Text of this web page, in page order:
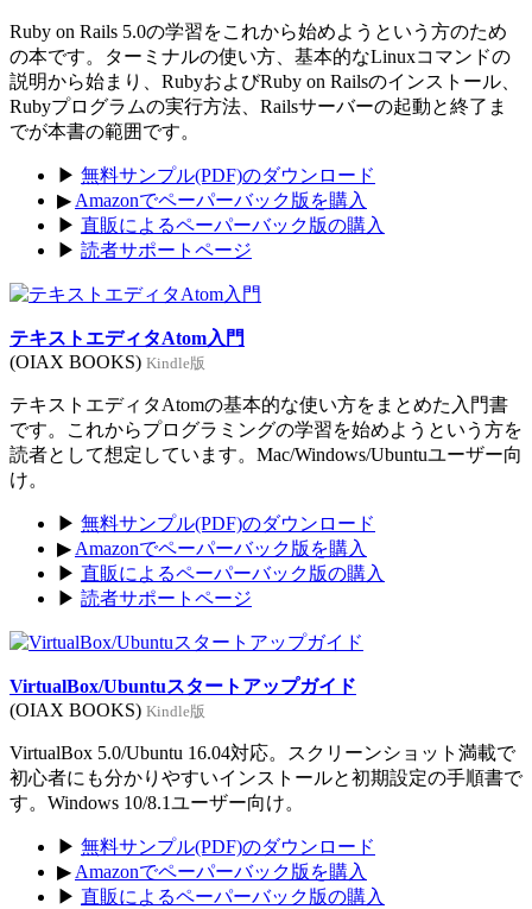
Ruby on Rails 5.0の学習をこれから始めようという方のため
の本です。ターミナルの使い方、基本的なLinuxコマンドの
説明から始まり、RubyおよびRuby on Railsのインストール、
Rubyプログラムの実行方法、Railsサーバーの起動と終了ま
でが本書の範囲です。
▶ 無料サンプル(PDF)のダウンロード
▶ Amazonでペーパーバック版を購入
▶ 直販によるペーパーバック版の購入
▶ 読者サポートページ
テキストエディタAtom入門
(OIAX BOOKS) Kindle版
テキストエディタAtomの基本的な使い方をまとめた入門書
です。これからプログラミングの学習を始めようという方を
読者として想定しています。Mac/Windows/Ubuntuユーザー向
け。
▶ 無料サンプル(PDF)のダウンロード
▶ Amazonでペーパーバック版を購入
▶ 直販によるペーパーバック版の購入
▶ 読者サポートページ
VirtualBox/Ubuntuスタートアップガイド
(OIAX BOOKS) Kindle版
VirtualBox 5.0/Ubuntu 16.04対応。スクリーンショット満載で
初心者にも分かりやすいインストールと初期設定の手順書で
す。Windows 10/8.1ユーザー向け。
▶ 無料サンプル(PDF)のダウンロード
▶ Amazonでペーパーバック版を購入
▶ 直販によるペーパーバック版の購入